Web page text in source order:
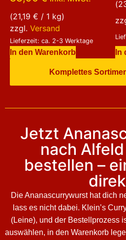
von 5
(21,19 € / 1 kg)
zzgl. Versand
Lieferzeit: ca. 2-3 Werktage
In den Warenkorb
(
In
Komplettes
Jetzt
nach
bestellen –
Die Ananascurrywurst hat dich
lass es nicht dabei. Klein’s
(Leine), und der Bestellprozess
auswählen, in den Warenkorb